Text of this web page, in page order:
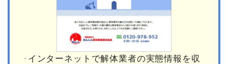
インターネットで解体業者の実態情報を収